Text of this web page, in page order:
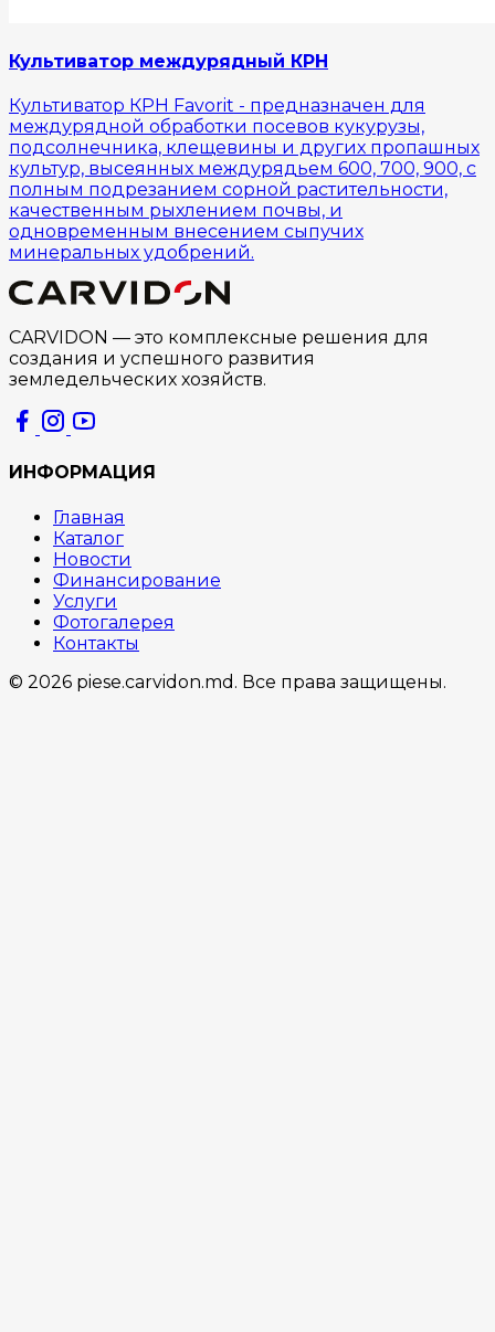
Культиватор междурядный КРН
Культиватор КРН Favorit - предназначен для
междурядной обработки посевов кукурузы,
подсолнечника, клещевины и других пропашных
культур, высеянных междурядьем 600, 700, 900, с
полным подрезанием сорной растительности,
качественным рыхлением почвы, и
одновременным внесением сыпучих
минеральных удобрений.
CARVIDON — это комплексные решения для
создания и успешного развития
земледельческих хозяйств.
ИНФОРМАЦИЯ
Главная
Каталог
Новости
Финансирование
Услуги
Фотогалерея
Контакты
© 2026 piese.carvidon.md. Все права защищены.